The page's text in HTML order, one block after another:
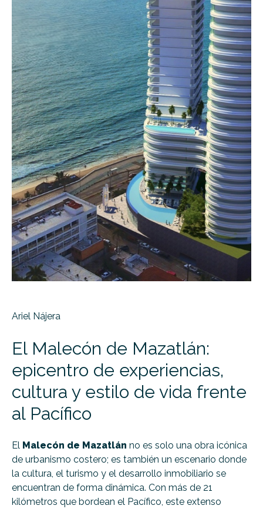
Ariel Nájera
El Malecón de Mazatlán:
epicentro de experiencias,
cultura y estilo de vida frente
al Pacífico
El Malecón de Mazatlán no es solo una obra icónica
de urbanismo costero; es también un escenario donde
la cultura, el turismo y el desarrollo inmobiliario se
encuentran de forma dinámica. Con más de 21
kilómetros que bordean el Pacífico, este extenso